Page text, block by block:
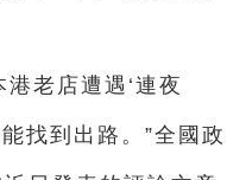
老店遭遇‘連夜
找到出路。”全國政